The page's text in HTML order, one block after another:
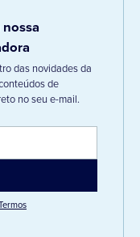
das novidades da
de
no seu e-mail.